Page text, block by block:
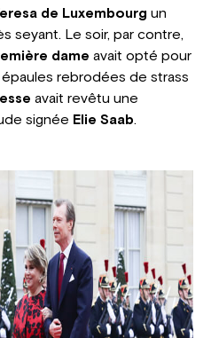
de Luxembourg un
seyant. Le soir, par contre,
dame avait opté pour
rebrodées de strass
avait revêtu une
signée Elie Saab.